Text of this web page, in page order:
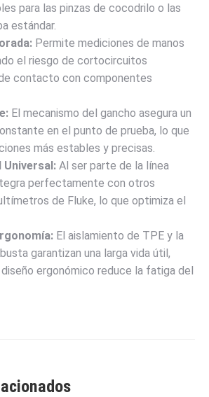
para las pinzas de cocodrilo o las
estándar.
Permite mediciones de manos
el riesgo de cortocircuitos
contacto con componentes
El mecanismo del gancho asegura un
en el punto de prueba, lo que
más estables y precisas.
Universal: Al ser parte de la línea
perfectamente con otros
de Fluke, lo que optimiza el
El aislamiento de TPE y la
garantizan una larga vida útil,
ergonómico reduce la fatiga del